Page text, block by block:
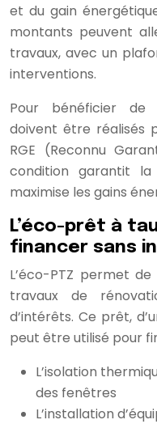
et du gain
montants peuvent
travaux, avec un
interventions.
Pour bénéficier de
doivent être réalisés
RGE (Reconnu
condition garantit
maximise les gains
L’éco-prêt à
financer sans
L’éco-PTZ permet
travaux de
d’intérêts. Ce prêt,
peut être utilisé pour
L’isolation
des fenêtres
L’installation